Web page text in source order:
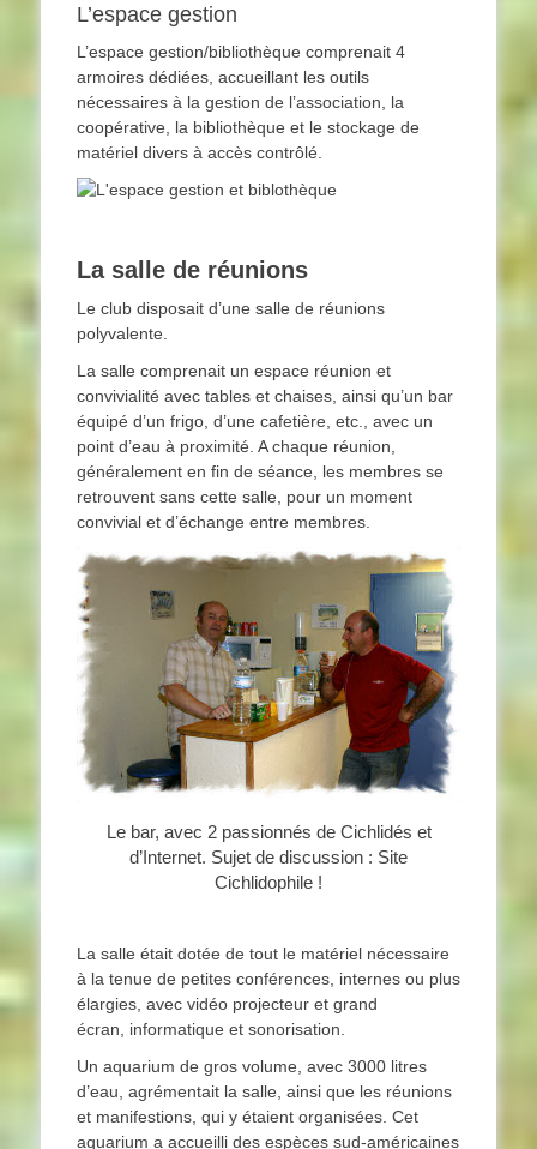
L’espace gestion
L’espace gestion/bibliothèque comprenait 4
armoires dédiées, accueillant les outils
nécessaires à la gestion de l’association, la
coopérative, la bibliothèque et le stockage de
matériel divers à accès contrôlé.
La salle de réunions
Le club disposait d’une salle de réunions
polyvalente.
La salle comprenait un espace réunion et
convivialité avec tables et chaises, ainsi qu’un bar
équipé d’un frigo, d’une cafetière, etc., avec un
point d’eau à proximité. A chaque réunion,
généralement en fin de séance, les membres se
retrouvent sans cette salle, pour un moment
convivial et d’échange entre membres.
Le bar, avec 2 passionnés de Cichlidés et
d’Internet. Sujet de discussion : Site
Cichlidophile !
La salle était dotée de tout le matériel nécessaire
à la tenue de petites conférences, internes ou plus
élargies, avec vidéo projecteur et grand
écran, informatique et sonorisation.
Un aquarium de gros volume, avec 3000 litres
d’eau, agrémentait la salle, ainsi que les réunions
et manifestions, qui y étaient organisées. Cet
aquarium a accueilli des espèces sud-américaines